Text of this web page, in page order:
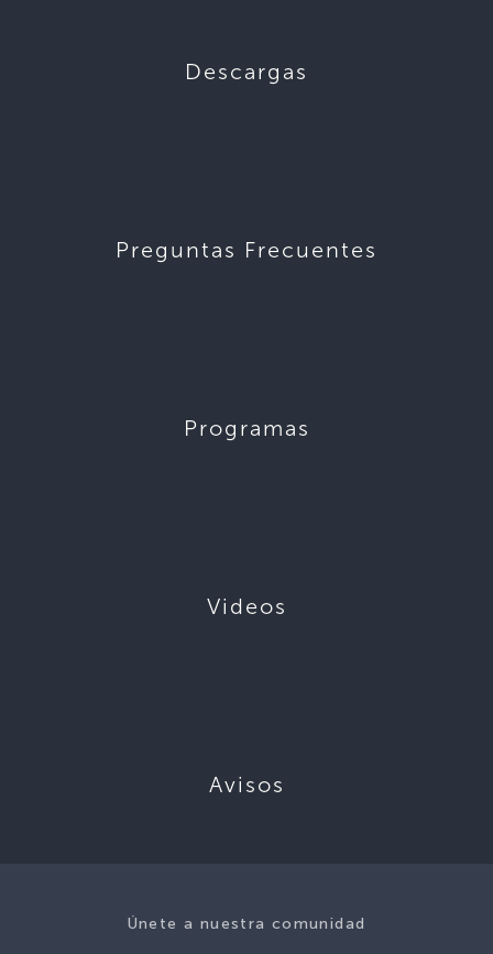
Descargas
Preguntas Frecuentes
Programas
Videos
Avisos
Únete a nuestra comunidad